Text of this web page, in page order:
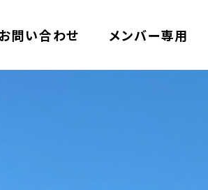
問い合わせ メンバー専用